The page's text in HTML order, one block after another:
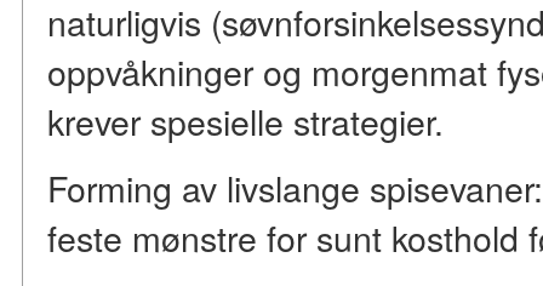
naturligvis
oppvåkninger og morgenmat
krever spesielle strategier.
Forming av livslange
feste mønstre for sunt kosthold